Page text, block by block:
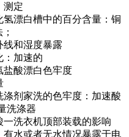
测定
氢漂白槽中的百分含量：铜
线和湿度暴露
：加速的
盐酸漂白色牢度
涤剂家洗的色牢度：加速酸
洗涤器
一洗衣机顶部装载的影响
有水或者无水情况暴露于电